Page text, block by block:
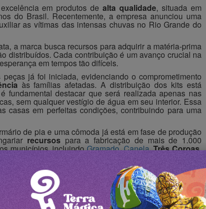
em produtos dealta qualidade, situada em
do Brasil. Recentemente, a empresa anunciou uma
as vítimas das intensas chuvas no Rio Grande do
a marca busca recursos para adquirir a matéria-prima
distribuídos. Cada contribuição é um avanço crucial na
em tempos tão difíceis.
já foi iniciada, evidenciando o comprometimento
às famílias afetadas. A distribuição dos kits está
fundamental destacar que será realizada apenas nas
sem qualquer vestígio de água em seu interior. Essa
casas em perfeitas condições, contribuindo para uma
de pia e uma cômoda já está em fase de produção
recursospara a fabricação de mais de 1.000
municípios, incluindoGramado,Canela,Três Coroas,
no Vale do Sinos e na Região Metropolitana